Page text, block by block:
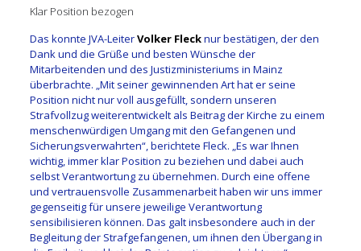
Klar Position bezogen
Das konnte JVA-LeiterVolker Flecknur bestätigen, der den
Dank und die Grüße und besten Wünsche der
Mitarbeitenden und des Justizministeriums in Mainz
überbrachte. „Mit seiner gewinnenden Art hat er seine
Position nicht nur voll ausgefüllt, sondern unseren
Strafvollzug weiterentwickelt als Beitrag der Kirche zu einem
menschenwürdigen Umgang mit den Gefangenen und
Sicherungsverwahrten“, berichtete Fleck. „Es war Ihnen
wichtig, immer klar Position zu beziehen und dabei auch
selbst Verantwortung zu übernehmen. Durch eine offene
und vertrauensvolle Zusammenarbeit haben wir uns immer
gegenseitig für unsere jeweilige Verantwortung
sensibilisieren können. Das galt insbesondere auch in der
Begleitung der Strafgefangenen, um ihnen den Übergang in